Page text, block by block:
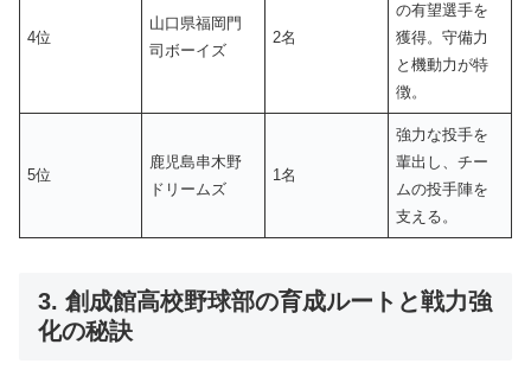
4位
山口県福岡門
司ボーイズ
2名
の有望選手を
獲得。守備力
と機動力が特
徴。
5位
鹿児島串木野
ドリームズ
1名
強力な投手を
輩出し、チー
ムの投手陣を
支える。
3. 創成館高校野球部の育成ルートと戦力強
化の秘訣